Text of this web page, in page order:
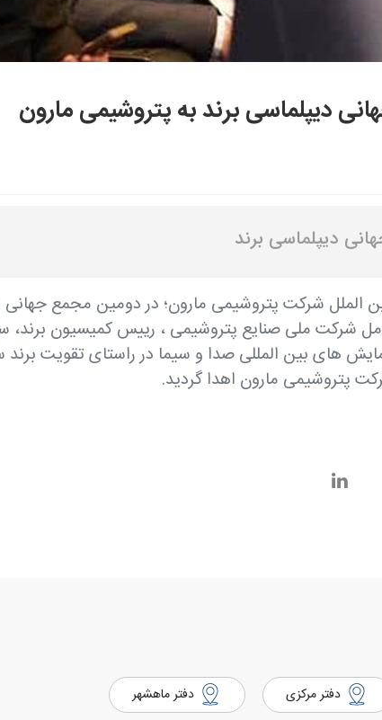
دیپلماسی برند به پتروشیمی مارون
دیپلماسی برند
الملل شرکت پتروشیمی مارون؛ در دومین مجمع
شرکت ملی صنایع پتروشیمی ، رییس کمیسیون برند،
های بین المللی صدا و سیما در راستای تقویت برند
پتروشیمی مارون اهدا گردید.
دفتر مرکزی دفتر ماهشهر